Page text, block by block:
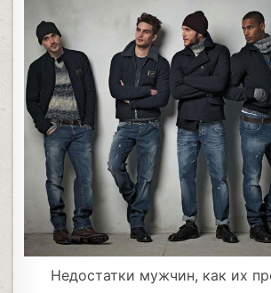
Недостатки мужчин, как их